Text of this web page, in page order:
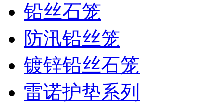
铅丝石笼
防汛铅丝笼
镀锌铅丝石笼
雷诺护垫系列